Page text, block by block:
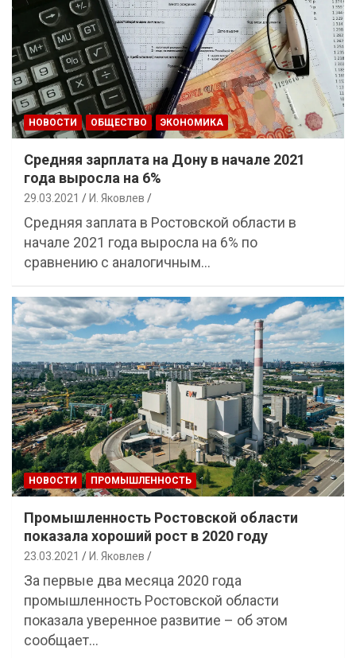
НОВОСТИ ОБЩЕСТВО ЭКОНОМИКА
Средняя зарплата на Дону в начале 2021
года выросла на 6%
29.03.2021 И. Яковлев
Средняя заплата в Ростовской области в
начале 2021 года выросла на 6% по
сравнению с аналогичным…
НОВОСТИ ПРОМЫШЛЕННОСТЬ
Промышленность Ростовской области
показала хороший рост в 2020 году
23.03.2021 И. Яковлев
За первые два месяца 2020 года
промышленность Ростовской области
показала уверенное развитие – об этом
сообщает…